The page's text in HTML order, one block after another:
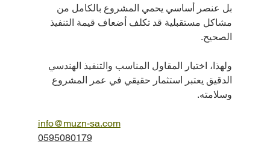
بل عنصر أساسي يحمي المشروع بالكامل من
مشاكل مستقبلية قد تكلف أضعاف قيمة التنفيذ
الصحيح.
ولهذا، اختيار المقاول المناسب والتنفيذ الهندسي
الدقيق يعتبر استثمار حقيقي في عمر المشروع
وسلامته.
info@muzn-sa.com
0595080179